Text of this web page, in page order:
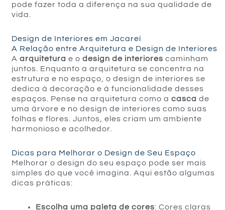
pode fazer toda a diferença na sua qualidade de
vida.
Design de Interiores em Jacareí
A Relação entre Arquitetura e Design de Interiores
Aarquitetura e odesign de interiores caminham
juntos. Enquanto a arquitetura se concentra na
estrutura e no espaço, o design de interiores se
dedica à decoração e à funcionalidade desses
espaços. Pense na arquitetura como acasca de
uma árvore e no design de interiores como suas
folhas e flores. Juntos, eles criam um ambiente
harmonioso e acolhedor.
Dicas para Melhorar o Design de Seu Espaço
Melhorar o design do seu espaço pode ser mais
simples do que você imagina. Aqui estão algumas
dicas práticas:
Escolha uma paleta de cores: Cores claras